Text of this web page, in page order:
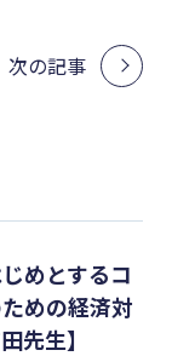
次の記事
めとするコ
めの経済対
先生】